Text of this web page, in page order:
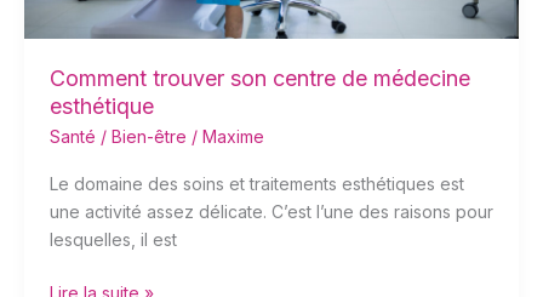
Comment trouver son centre de médecine
esthétique
Santé / Bien-être / Maxime
Le domaine des soins et traitements esthétiques est
une activité assez délicate. C’est l’une des raisons pour
lesquelles, il est
Lire la suite »